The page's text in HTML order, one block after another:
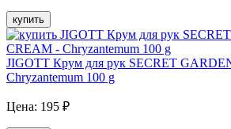
купить
JIGOTT Крум для рук SECRET
Chryzantemum 100 g
Цена: 195 ₽